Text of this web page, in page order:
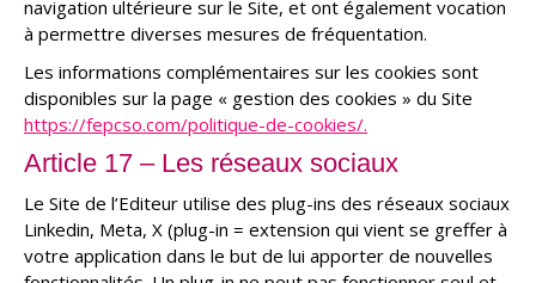
navigation ultérieure sur le Site, et ont également vocation
à permettre diverses mesures de fréquentation.
Les informations complémentaires sur les cookies sont
disponibles sur la page « gestion des cookies » du Site
https://fepcso.com/politique-de-cookies/.
Article 17 – Les réseaux sociaux
Le Site de l’Editeur utilise des plug-ins des réseaux sociaux
Linkedin, Meta, X (plug-in = extension qui vient se greffer à
votre application dans le but de lui apporter de nouvelles